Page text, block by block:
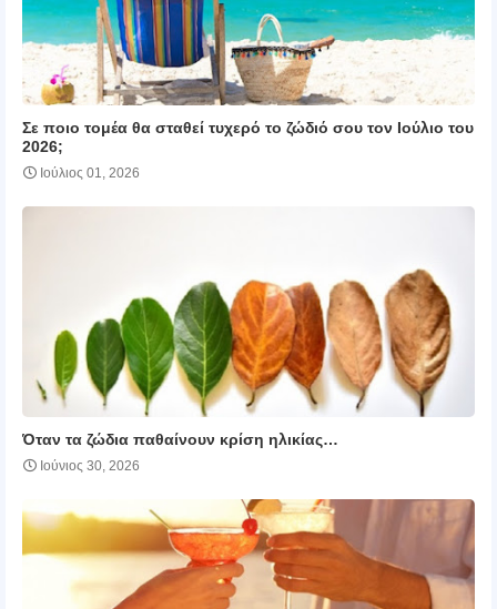
Σε ποιο τομέα θα σταθεί τυχερό το ζώδιό σου τον Ιούλιο του
2026;
Ιούλιος 01, 2026
Όταν τα ζώδια παθαίνουν κρίση ηλικίας…
Ιούνιος 30, 2026